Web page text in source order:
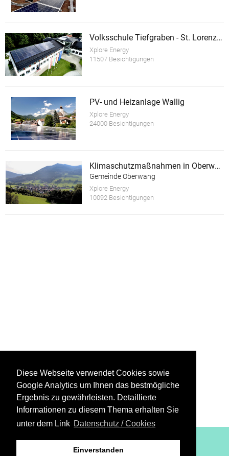
Diese Webseite verwendet Cookies sowie
Google Analytics um Ihnen das bestmögliche
Ergebnis zu gewährleisten. Detaillierte
Informationen zu diesem Thema erhalten Sie
unter dem Link Datenschutz / Cookies
Einverstanden
Volksschule Tiefgraben - St. Lorenz (TILO)
Xplore Energy
11507 Besichtigungen
PV- und Heizanlage Wallig
Xplore Energy
24000 Besichtigungen
Klimaschutzmaßnahmen in Oberwang
Gemeinde Oberwang
Xplore Energy
10092 Besichtigungen
XiBIT Infoguide 2021